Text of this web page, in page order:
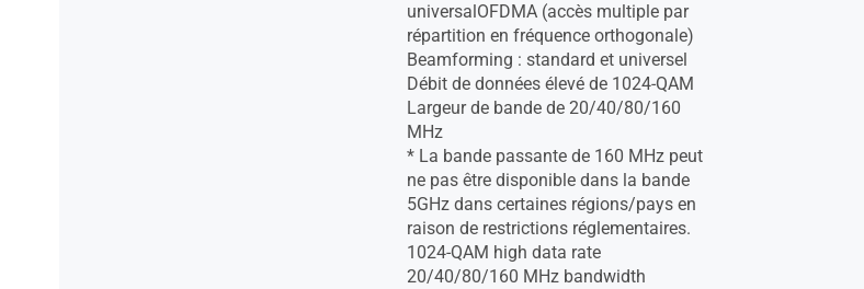
universalOFDMA (accès multiple par
répartition en fréquence orthogonale)
Beamforming : standard et universel
Débit de données élevé de 1024-QAM
Largeur de bande de 20/40/80/160
MHz
* La bande passante de 160 MHz peut
ne pas être disponible dans la bande
5GHz dans certaines régions/pays en
raison de restrictions réglementaires.
1024-QAM high data rate
20/40/80/160 MHz bandwidth